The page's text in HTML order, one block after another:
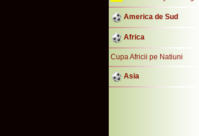
America de Sud
Africa
Cupa Africii pe Natiuni
Asia